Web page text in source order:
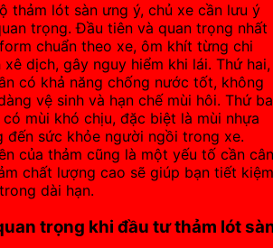
thảm lót sàn ưng ý, chủ xe cần lưu ý
trọng. Đầu tiên và quan trọng nhất
chuẩn theo xe, ôm khít từng chi
dịch, gây nguy hiểm khi lái. Thứ hai,
có khả năng chống nước tốt, không
vệ sinh và hạn chế mùi hôi. Thứ
mùi khó chịu, đặc biệt là mùi nhựa
đến sức khỏe người ngồi trong xe.
của thảm cũng là một yếu tố cần cân
chất lượng cao sẽ giúp bạn tiết kiệm
dài hạn.
trọng khi đầu tư thảm lót